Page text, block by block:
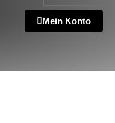
Mein Konto